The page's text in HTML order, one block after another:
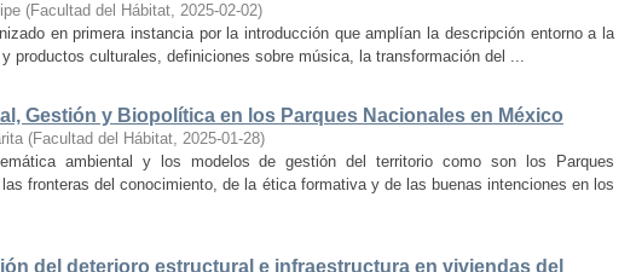
(Facultad del Hábitat, 2025-02-02)
en primera instancia por la introducción que amplían la descripción entorno a la
productos culturales, definiciones sobre música, la transformación del ...
Gestión y Biopolítica en los Parques Nacionales en México
(Facultad del Hábitat, 2025-01-28)
ambiental y los modelos de gestión del territorio como son los Parques
fronteras del conocimiento, de la ética formativa y de las buenas intenciones en los
del deterioro estructural e infraestructura en viviendas del